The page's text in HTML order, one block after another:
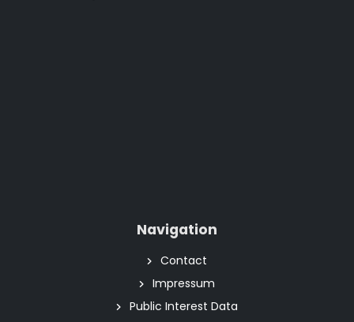
Navigation
Contact
Impressum
Public Interest Data